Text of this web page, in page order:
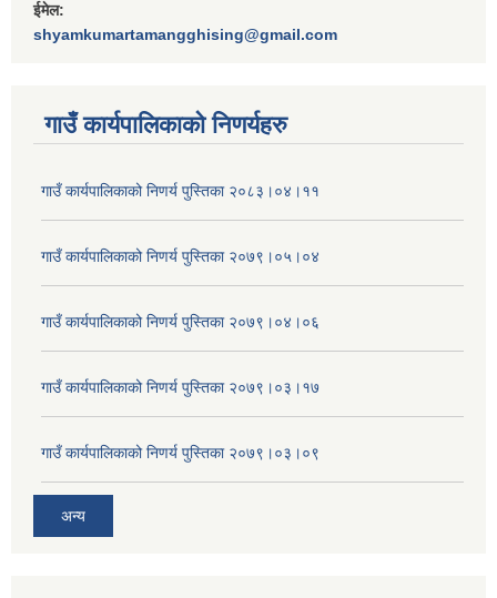
ईमेल:
shyamkumartamangghising@gmail.com
गाउँ कार्यपालिकाकाे निणर्यहरु
गाउँ कार्यपालिकाको निणर्य पुस्तिका २०८३।०४।११
गाउँ कार्यपालिकाको निणर्य पुस्तिका २०७९।०५।०४
गाउँ कार्यपालिकाको निणर्य पुस्तिका २०७९।०४।०६
गाउँ कार्यपालिकाको निणर्य पुस्तिका २०७९।०३।१७
गाउँ कार्यपालिकाको निणर्य पुस्तिका २०७९।०३।०९
अन्य